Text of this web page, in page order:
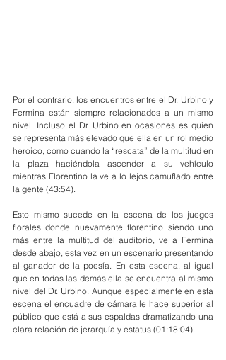
Por el contrario, los encuentros entre el Dr. Urbino y
Fermina están siempre relacionados a un mismo
nivel. Incluso el Dr. Urbino en ocasiones es quien
se representa más elevado que ella en un rol medio
heroico, como cuando la “rescata” de la multitud en
la plaza haciéndola ascender a su vehículo
mientras Florentino la ve a lo lejos camuflado entre
la gente (43:54).
Esto mismo sucede en la escena de los juegos
florales donde nuevamente florentino siendo uno
más entre la multitud del auditorio, ve a Fermina
desde abajo, esta vez en un escenario presentando
al ganador de la poesía. En esta escena, al igual
que en todas las demás ella se encuentra al mismo
nivel del Dr. Urbino. Aunque especialmente en esta
escena el encuadre de cámara le hace superior al
público que está a sus espaldas dramatizando una
clara relación de jerarquía y estatus (01:18:04).